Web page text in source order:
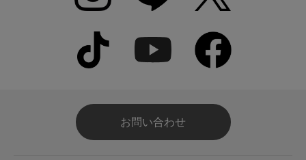
お問い合わせ